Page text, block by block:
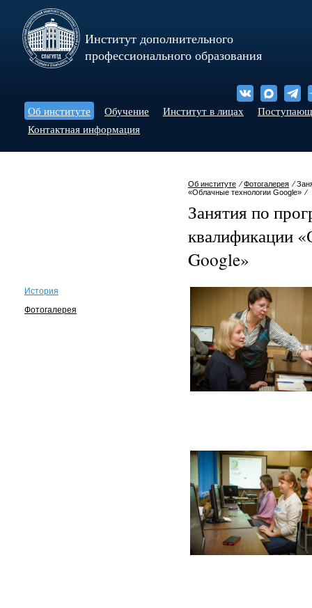
Институт дополнительного
профессионального образования
Об институте Обучение Институт в лицах
Контактная информация
Об институте ⁄Фотогалерея ⁄
«Облачные технологии Google» ⁄
Занятия по
квалификации
Google»
История
Фотогалерея